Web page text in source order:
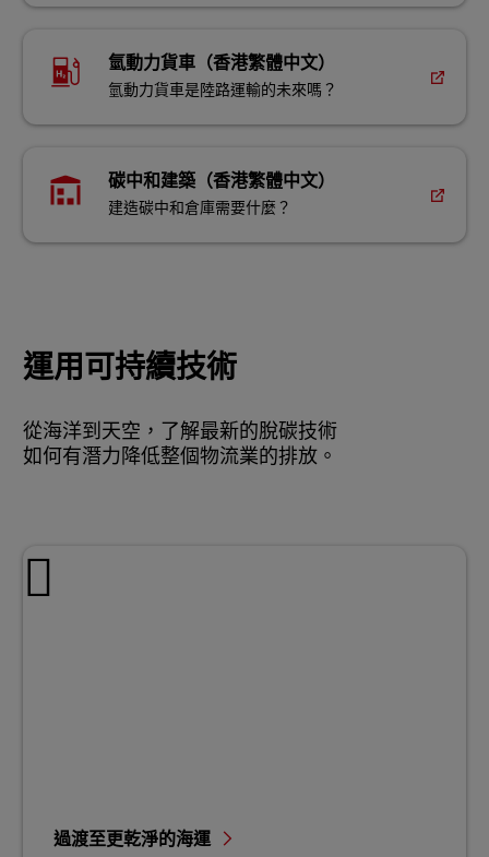
氫動力貨車（香港繁體中文）
氫動力貨車是陸路運輸的未來嗎？
碳中和建築（香港繁體中文）
建造碳中和倉庫需要什麼？
運用可持續技術
從海洋到天空，了解最新的脫碳技術
如何有潛力降低整個物流業的排放。
過渡至更乾淨的海運